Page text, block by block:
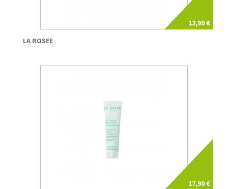
12,90 €
LA ROSEE
17,90 €